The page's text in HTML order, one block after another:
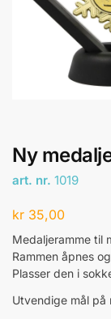
Ny
art. nr. 1019
kr 35,00
Medaljeramme til
Rammen åpnes
Plasser den i
Utvendige mål